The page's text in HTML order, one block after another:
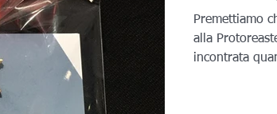
Premettiamo
alla
incontrata